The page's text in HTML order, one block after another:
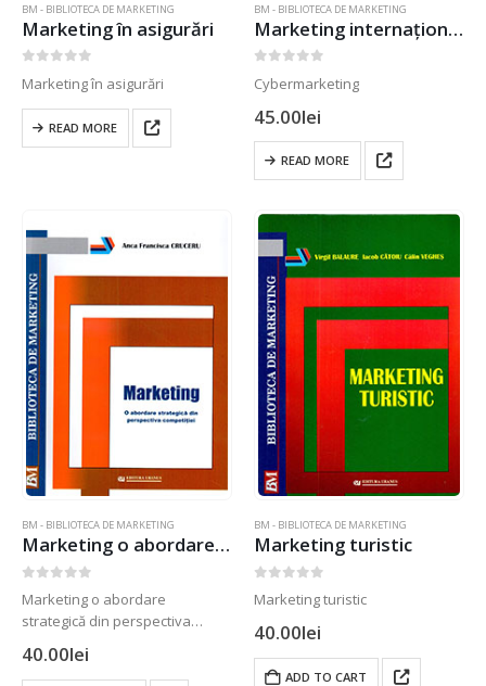
BM - BIBLIOTECA DE MARKETING
Marketing în asigurări
Marketing în asigurări
READ MORE
BM - BIBLIOTECA DE MARKETING
Marketing internațional.Teorie și practică
Cybermarketing
45.00lei
READ MORE
BM - BIBLIOTECA DE MARKETING
Marketing o abordare strategică din perspectiva competiției
Marketing o abordare
strategică din perspectiva
40.00lei
BM - BIBLIOTECA DE MARKETING
Marketing turistic
Marketing turistic
40.00lei
ADD TO CART